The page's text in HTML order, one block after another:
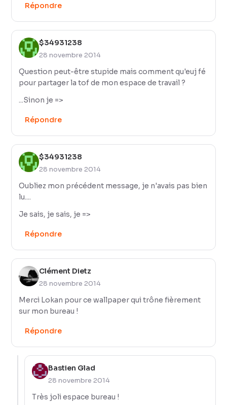
Répondre
$34931238
28 novembre 2014
Question peut-être stupide mais comment qu'euj fé
pour partager la tof de mon espace de travail ?
...Sinon je =>
Répondre
$34931238
28 novembre 2014
Oubliez mon précédent message, je n'avais pas bien
lu....
Je sais, je sais, je =>
Répondre
Clément Dietz
28 novembre 2014
Merci Lokan pour ce wallpaper qui trône fièrement
sur mon bureau !
Répondre
Bastien Glad
28 novembre 2014
Très joli espace bureau !